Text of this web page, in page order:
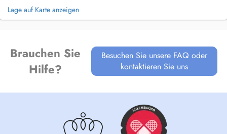
Lage auf Karte anzeigen
Brauchen Sie
Hilfe?
Besuchen Sie unsere FAQ oder
kontaktieren Sie uns